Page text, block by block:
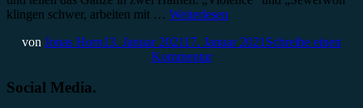
klingen schwer, arbeiten mit … Weiterlesen
von Jonas Horn13. Januar 202117. Januar 2021 Schreibe einen
Kommentar
Social Media.